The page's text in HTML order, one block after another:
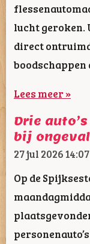
lucht geroken.
direct
Lees meer »
Drie
bij ongeval
27 jul 202614:07
Op de